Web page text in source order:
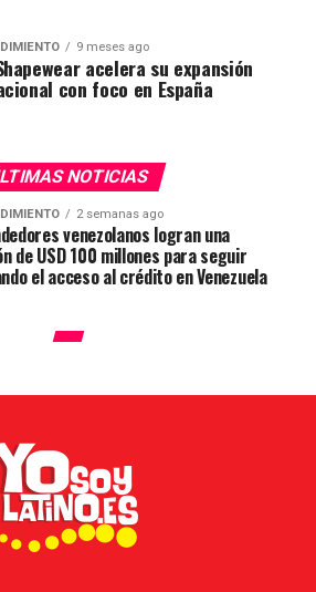
9 meses ago
acelera su expansión
con foco en España
NOTICIAS
2 semanas ago
venezolanos logran una
de USD 100 millones para seguir
el acceso al crédito en Venezuela